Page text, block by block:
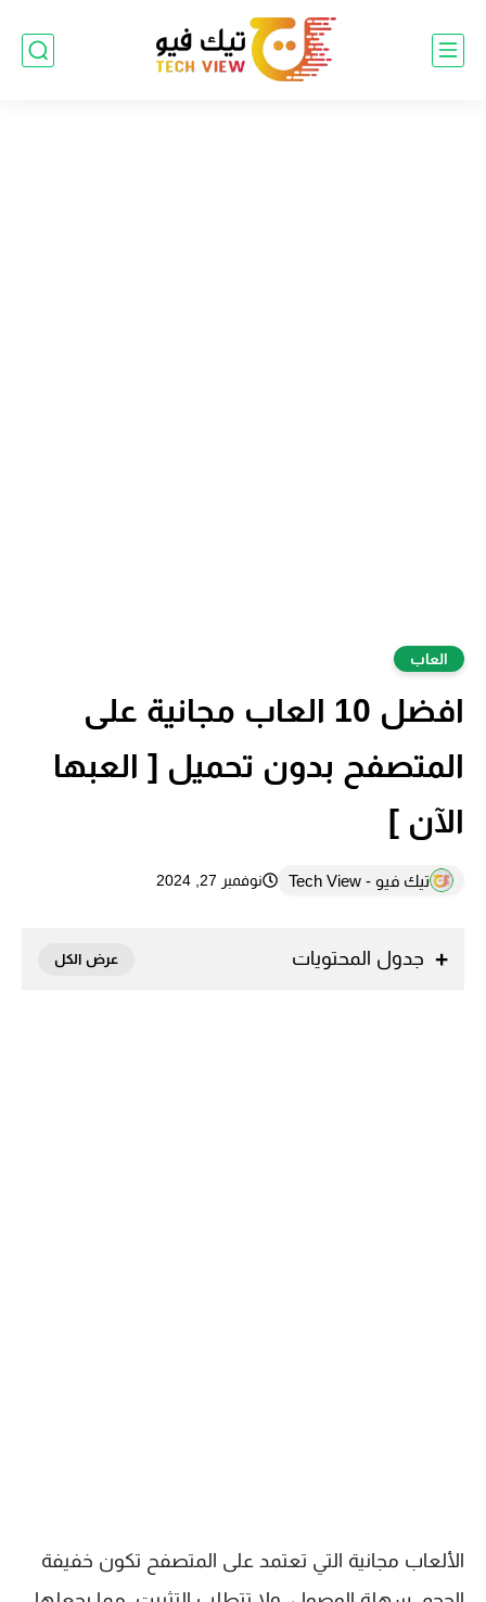
العاب
افضل 10 العاب مجانية على
المتصفح بدون تحميل [ العبها
الآن ]
تيك فيو - Tech View نوفمبر 27, 2024
جدول المحتويات
الألعاب مجانية التي تعتمد على المتصفح تكون خفيفة